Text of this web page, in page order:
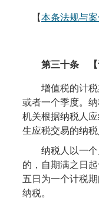
【本条法规与
第三十条 【
增值税的计
或者一个季度。
机关根据纳税人
生应税交易的纳税
纳税人以一个
的，自期满之日
五日为一个计税
纳税。